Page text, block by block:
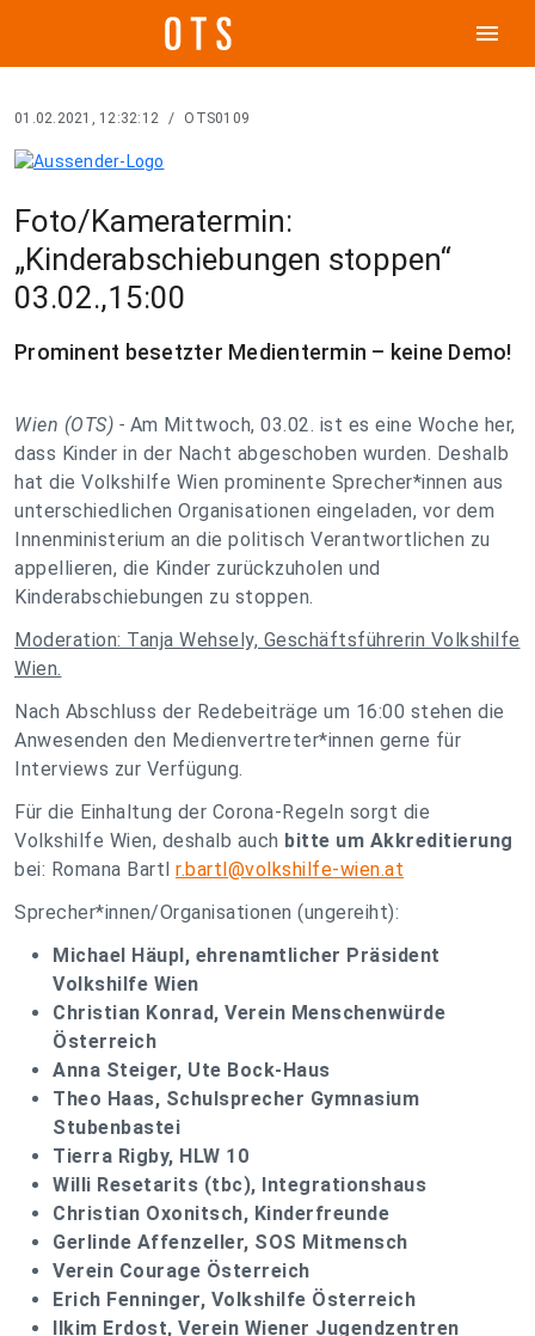
menu
01.02.2021, 12:32:12 / OTS0109
Foto/Kameratermin:
„Kinderabschiebungen stoppen“
03.02.,15:00
Prominent besetzter Medientermin – keine Demo!
Wien (OTS) - Am Mittwoch, 03.02. ist es eine Woche her,
dass Kinder in der Nacht abgeschoben wurden. Deshalb
hat die Volkshilfe Wien prominente Sprecher*innen aus
unterschiedlichen Organisationen eingeladen, vor dem
Innenministerium an die politisch Verantwortlichen zu
appellieren, die Kinder zurückzuholen und
Kinderabschiebungen zu stoppen.
Moderation: Tanja Wehsely, Geschäftsführerin Volkshilfe
Wien.
Nach Abschluss der Redebeiträge um 16:00 stehen die
Anwesenden den Medienvertreter*innen gerne für
Interviews zur Verfügung.
Für die Einhaltung der Corona-Regeln sorgt die
Volkshilfe Wien, deshalb auch bitte um Akkreditierung
bei: Romana Bartl r.bartl@volkshilfe-wien.at
Sprecher*innen/Organisationen (ungereiht):
Michael Häupl, ehrenamtlicher Präsident
Volkshilfe Wien
Christian Konrad, Verein Menschenwürde
Österreich
Anna Steiger, Ute Bock-Haus
Theo Haas, Schulsprecher Gymnasium
Stubenbastei
Tierra Rigby, HLW 10
Willi Resetarits (tbc), Integrationshaus
Christian Oxonitsch, Kinderfreunde
Gerlinde Affenzeller, SOS Mitmensch
Verein Courage Österreich
Erich Fenninger, Volkshilfe Österreich
Ilkim Erdost, Verein Wiener Jugendzentren